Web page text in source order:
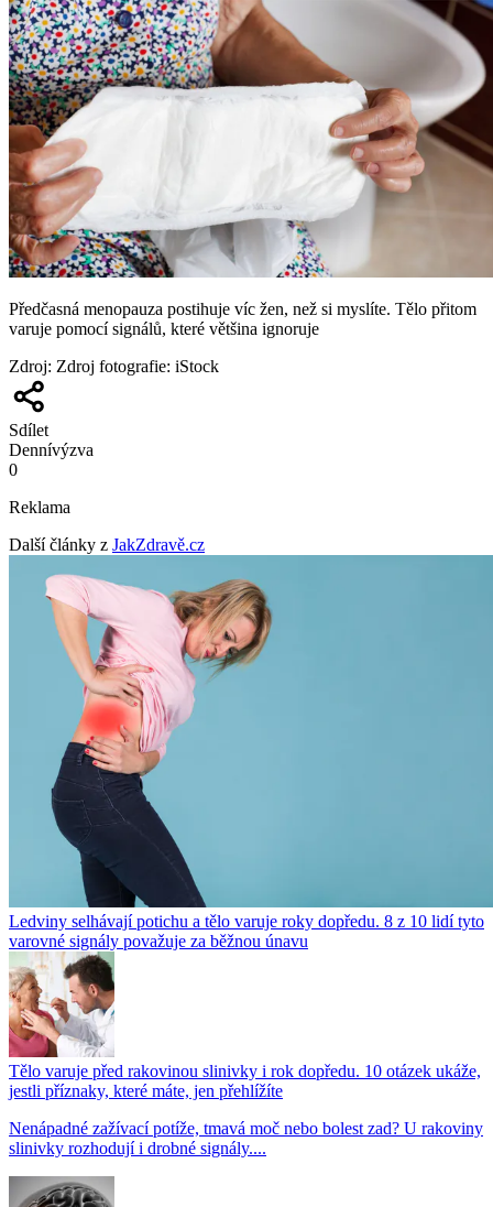
Předčasná menopauza postihuje víc žen, než si myslíte. Tělo přitom
varuje pomocí signálů, které většina ignoruje
Zdroj: Zdroj fotografie: iStock
Sdílet
Dennívýzva
0
Reklama
Další články z JakZdravě.cz
Ledviny selhávají potichu a tělo varuje roky dopředu. 8 z 10 lidí tyto
varovné signály považuje za běžnou únavu
Tělo varuje před rakovinou slinivky i rok dopředu. 10 otázek ukáže,
jestli příznaky, které máte, jen přehlížíte
Nenápadné zažívací potíže, tmavá moč nebo bolest zad? U rakoviny
slinivky rozhodují i drobné signály....